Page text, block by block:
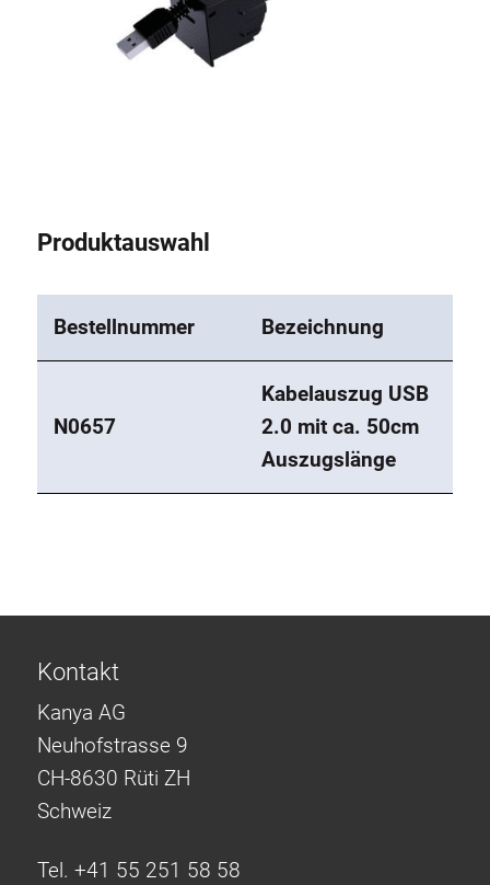
Produktauswahl
Bestellnummer Bezeichnung
N0657
Kabelauszug USB
2.0 mit ca. 50cm
Auszugslänge
Kontakt
Kanya AG
Neuhofstrasse 9
CH-8630 Rüti ZH
Schweiz
Tel. +41 55 251 58 58